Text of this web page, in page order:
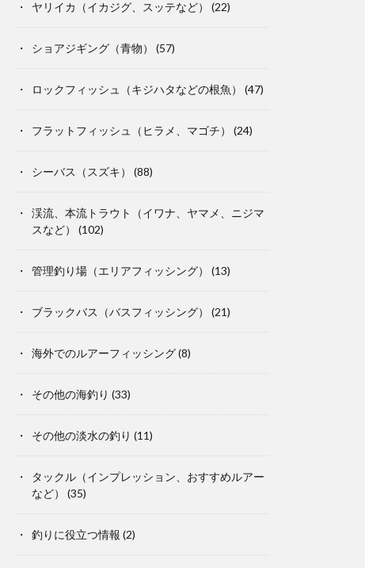
ヤリイカ（イカジグ、スッテなど） (22)
ショアジギング（青物） (57)
ロックフィッシュ（キジハタなどの根魚） (47)
フラットフィッシュ（ヒラメ、マゴチ） (24)
シーバス（スズキ） (88)
渓流、本流トラウト（イワナ、ヤマメ、ニジマ
スなど）
(102)
管理釣り場（エリアフィッシング） (13)
ブラックバス（バスフィッシング） (21)
海外でのルアーフィッシング(8)
その他の海釣り (33)
その他の淡水の釣り (11)
タックル（インプレッション、おすすめルアー
など）
(35)
釣りに役立つ情報 (2)